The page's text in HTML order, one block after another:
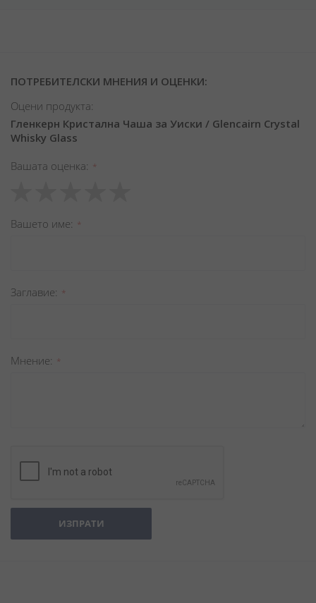
ПОТРЕБИТЕЛСКИ МНЕНИЯ И ОЦЕНКИ:
Оцени продукта:
Гленкерн Кристална Чаша за Уиски / Glencairn Crystal
Whisky Glass
Вашата оценка
star
stars
stars
stars
stars
Вашето име
Заглавиe
Мнение
ИЗПРАТИ